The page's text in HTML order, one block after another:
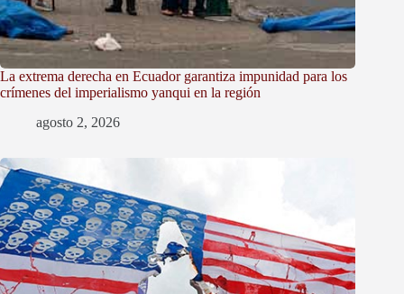
La extrema derecha en Ecuador garantiza impunidad para los
crímenes del imperialismo yanqui en la región
agosto 2, 2026